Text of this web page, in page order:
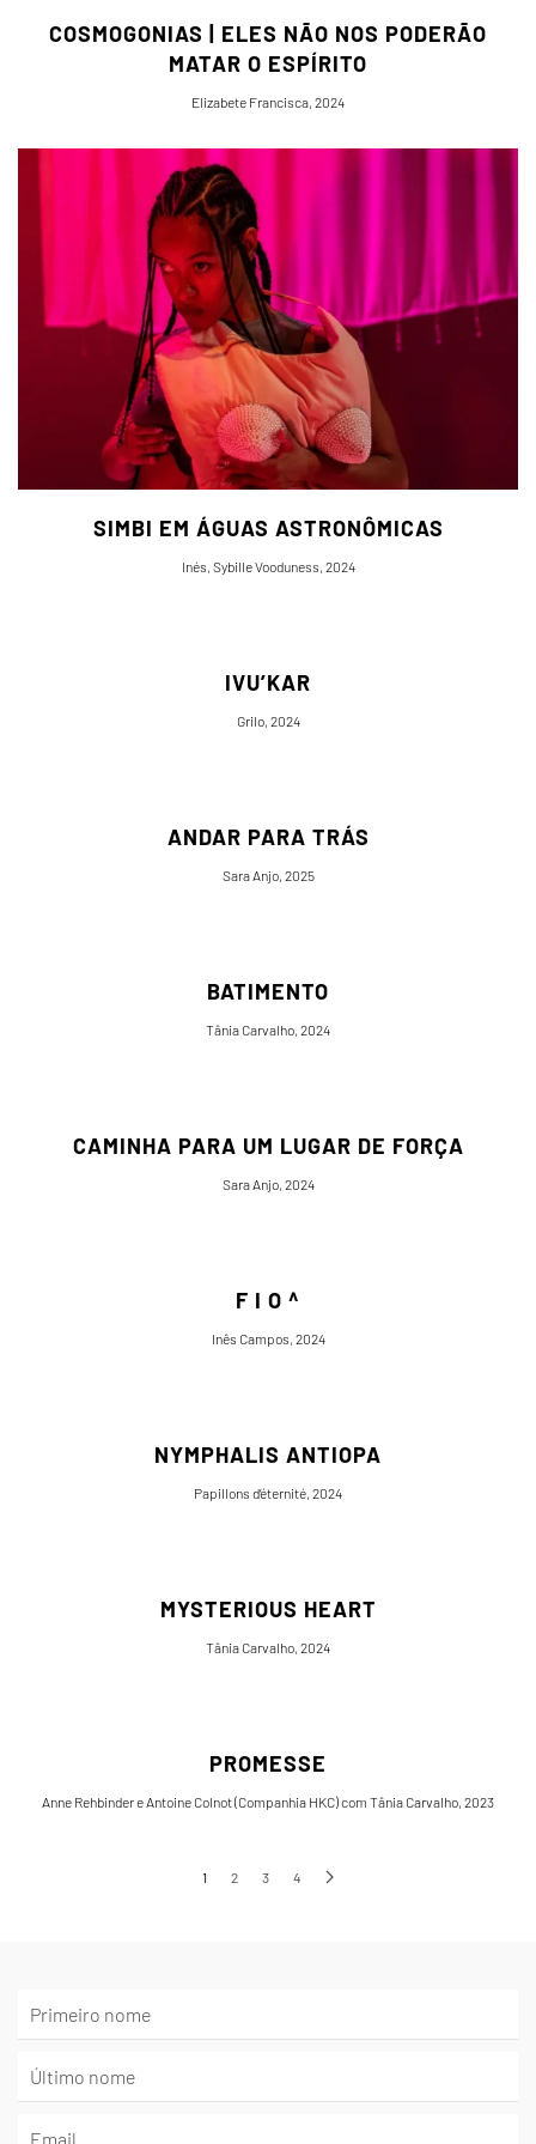
COSMOGONIAS | ELES NÃO NOS PODERÃO
MATAR O ESPÍRITO
Elizabete Francisca, 2024
SIMBI EM ÁGUAS ASTRONÔMICAS
Inés, Sybille Vooduness, 2024
IVU’KAR
Grilo, 2024
ANDAR PARA TRÁS
Sara Anjo, 2025
BATIMENTO
Tânia Carvalho, 2024
CAMINHA PARA UM LUGAR DE FORÇA
Sara Anjo, 2024
F I O ^
Inês Campos, 2024
NYMPHALIS ANTIOPA
Papillons d’éternité, 2024
MYSTERIOUS HEART
Tânia Carvalho, 2024
PROMESSE
Anne Rehbinder e Antoine Colnot (Companhia HKC) com Tânia Carvalho, 2023
1 2 3 4